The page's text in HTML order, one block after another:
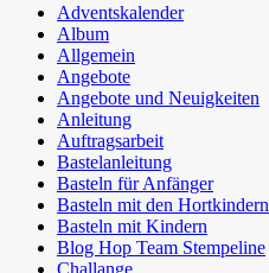
Adventskalender
Album
Allgemein
Angebote
Angebote und Neuigkeiten
Anleitung
Auftragsarbeit
Bastelanleitung
Basteln für Anfänger
Basteln mit den Hortkindern
Basteln mit Kindern
Blog Hop Team Stempeline
Challange